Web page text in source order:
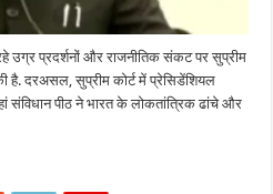
उग्र प्रदर्शनों और राजनीतिक संकट पर सुप्रीम
है. दरअसल, सुप्रीम कोर्ट में प्रेसिडेंशियल
संविधान पीठ ने भारत के लोकतांत्रिक ढांचे और